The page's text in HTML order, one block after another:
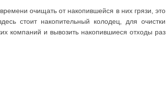
очищать от накопившейся в них грязи, это
стоит накопительный колодец, для очистки
компаний и вывозить накопившиеся отходы раз